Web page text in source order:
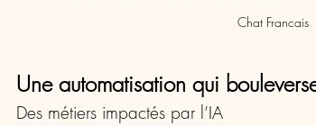
Chat Francais
Une automatisation qui
Des métiers impactés par l’IA